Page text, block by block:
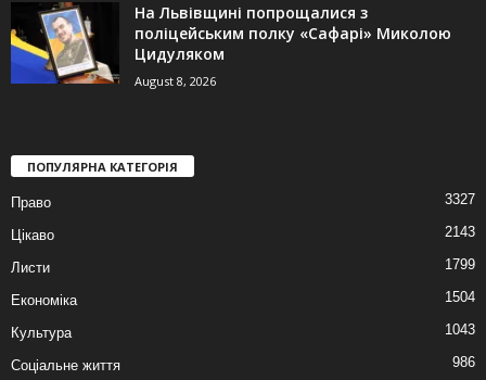
На Львівщині попрощалися з
поліцейським полку «Сафарі» Миколою
Цидуляком
August 8, 2026
ПОПУЛЯРНА КАТЕГОРІЯ
Право 3327
Цікаво 2143
Листи 1799
Економіка 1504
Культура 1043
Соціальне життя 986